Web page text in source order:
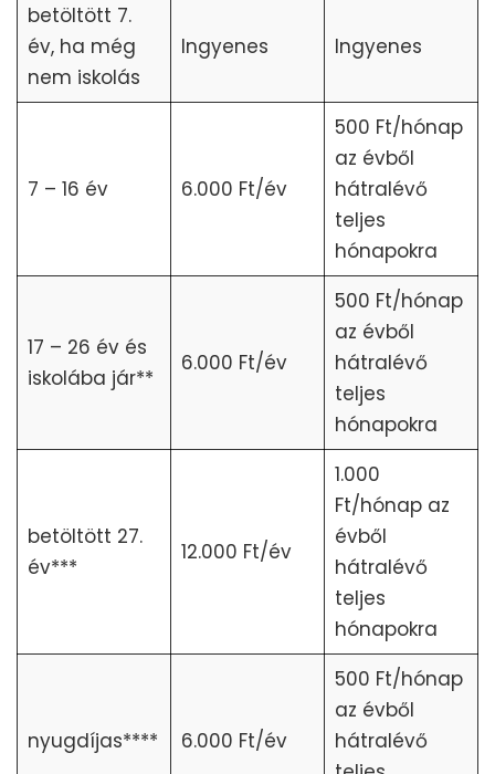
betöltött 7.
év, ha még
nem iskolás
Ingyenes Ingyenes
7 – 16 év 6.000 Ft/év
500 Ft/hónap
az évből
hátralévő
teljes
hónapokra
17 – 26 év és
iskolába jár**
6.000 Ft/év
500 Ft/hónap
az évből
hátralévő
teljes
hónapokra
betöltött 27.
év***
12.000 Ft/év
1.000
Ft/hónap az
évből
hátralévő
teljes
hónapokra
nyugdíjas**** 6.000 Ft/év
500 Ft/hónap
az évből
hátralévő